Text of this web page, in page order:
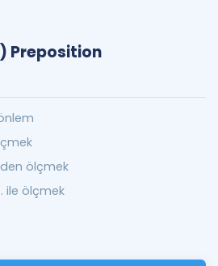
Preposition
ölçmek
ile ölçmek